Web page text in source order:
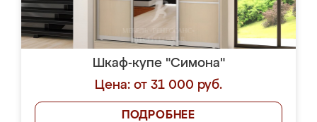
Шкаф-купе "Симона"
Цена: от 31 000 руб.
ПОДРОБНЕЕ